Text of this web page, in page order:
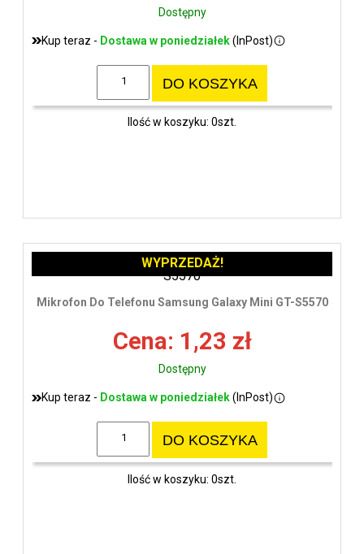
Dostępny
Kup teraz - Dostawa w poniedziałek(InPost)
DO KOSZYKA
Ilość w koszyku: 0szt.
Mikrofon Do Telefonu Samsung Galaxy Mini GT-S5570
Cena: 1,23 zł
Dostępny
Kup teraz - Dostawa w poniedziałek(InPost)
DO KOSZYKA
Ilość w koszyku: 0szt.
WYPRZEDAŻ!